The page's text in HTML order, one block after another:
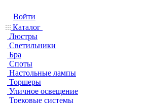
Войти
Каталог
Люстры
Светильники
Бра
Споты
Настольные лампы
Торшеры
Уличное освещение
Трековые системы